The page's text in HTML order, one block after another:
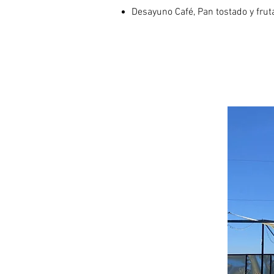
Desayuno Café, Pan tostado y